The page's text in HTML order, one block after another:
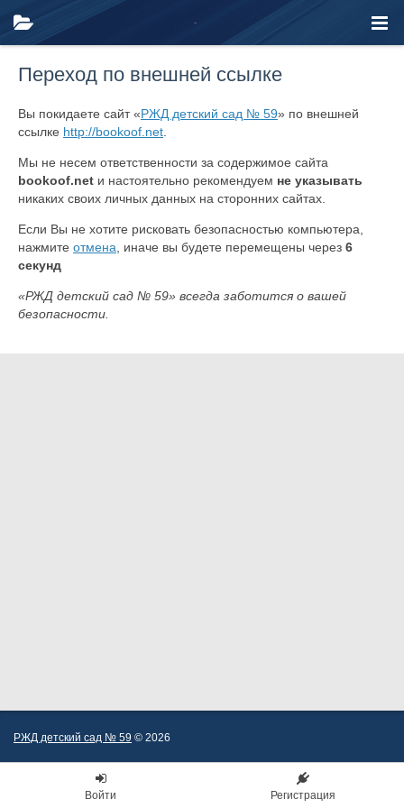
Переход по внешней ссылке
Вы покидаете сайт «РЖД детский сад № 59» по внешней
ссылке http://bookoof.net
Мы не несем ответственности за содержимое сайта
bookoof.net и настоятельно рекомендуем не указывать
никаких своих личных данных на сторонних сайтах.
Если Вы не хотите рисковать безопасностью компьютера,
нажмите отмена , иначе вы будете перемещены через 6
секунд
«РЖД детский сад № 59» всегда заботится о вашей
безопасности.
РЖД детский сад № 59 © 2026
Войти Регистрация